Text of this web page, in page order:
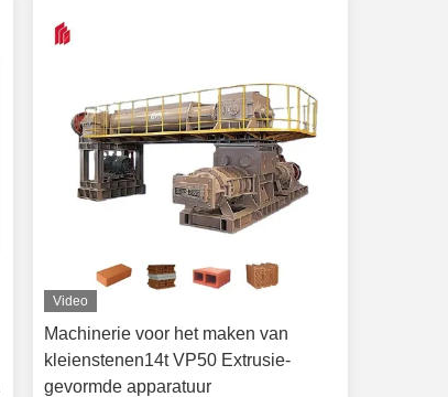
Video
Machinerie voor het maken van
kleienstenen14t VP50 Extrusie-
gevormde apparatuur